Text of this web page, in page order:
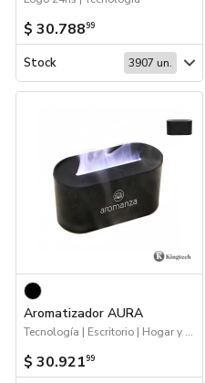
$ 30.78899
Stock 3907 un.
Aromatizador AURA
Tecnología | Escritorio | Hogar y Tiempo Libre
$ 30.92199